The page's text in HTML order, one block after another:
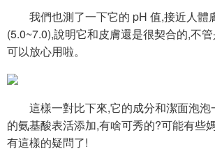
我們也測了一下它的 pH 值,接近人體
(5.0~7.0),說明它和皮膚還是很契合的,不
可以放心用啦。
這樣一對比下來,它的成分和潔面泡泡
的氨基酸表活添加,有啥可秀的?可能有些
有這樣的疑問了!